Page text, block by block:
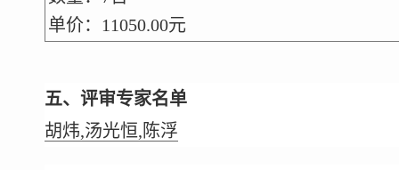
单价：11050.00元
五、评审专家名单
胡炜,汤光恒,陈浮